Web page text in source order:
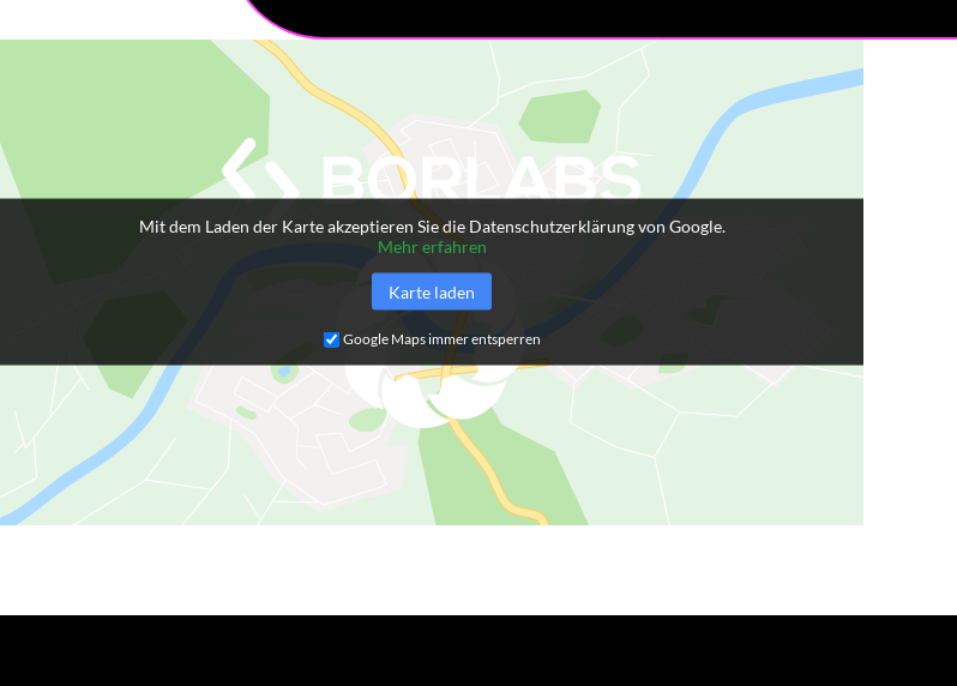
Mit dem Laden der Karte akzeptieren Sie die Datenschutzerklärung von Google.
Mehr erfahren
Karte laden
Google Maps immer entsperren